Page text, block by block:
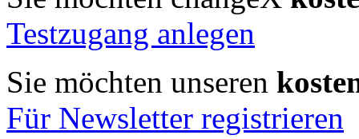
Testzugang anlegen
Sie möchten unseren
Für Newsletter registrieren